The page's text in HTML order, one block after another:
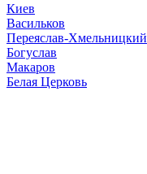
Киев
Васильков
Переяслав-Хмельницкий
Богуслав
Макаров
Белая Церковь